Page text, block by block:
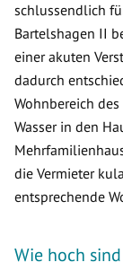
schlussendlich
Bartelshagen II
einer akuten
dadurch
Wohnbereich
Wasser in den
die Vermieter
entsprechende
Wie hoch